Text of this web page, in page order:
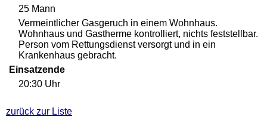
25 Mann
Vermeintlicher Gasgeruch in einem Wohnhaus.
Wohnhaus und Gastherme kontrolliert, nichts feststellbar.
Person vom Rettungsdienst versorgt und in ein
Krankenhaus gebracht.
Einsatzende
20:30 Uhr
zurück zur Liste